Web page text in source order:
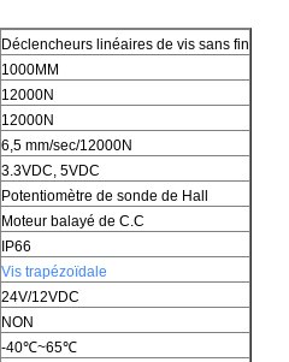
Déclencheurs linéaires de vis sans fin
1000MM
12000N
12000N
6,5 mm/sec/12000N
3.3VDC, 5VDC
Potentiomètre de sonde de Hall
Moteur balayé de C.C
IP66
Vis trapézoïdale
24V/12VDC
NON
-40℃~65℃